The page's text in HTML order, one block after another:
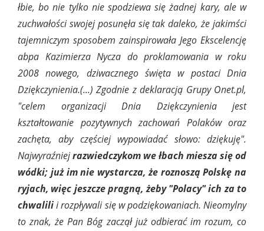
łbie, bo nie tylko nie spodziewa się żadnej kary, ale w
zuchwałości swojej posunęła się tak daleko, że jakimści
tajemniczym sposobem zainspirowała Jego Ekscelencję
abpa Kazimierza Nycza do proklamowania w roku
2008 nowego, dziwacznego święta w postaci Dnia
Dziękczynienia.(...) Zgodnie z deklaracją Grupy Onet.pl,
"celem organizacji Dnia Dziękczynienia jest
kształtowanie pozytywnych zachowań Polaków oraz
zachęta, aby częściej wypowiadać słowo: dziękuję".
Najwyraźniejrazwiedczykom we łbach miesza się od
wódki; już im nie wystarcza, że roznoszą Polskę na
ryjach, więc jeszcze pragną, żeby "Polacy" ich za to
chwalilii rozpływali się w podziękowaniach. Nieomylny
to znak, że Pan Bóg zaczął już odbierać im rozum, co